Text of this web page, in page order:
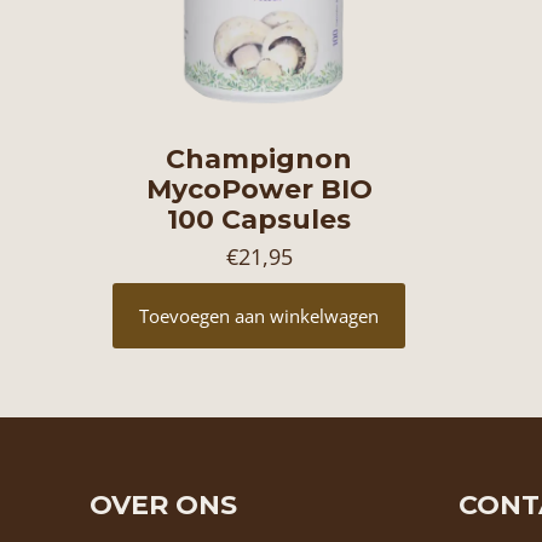
Champignon
MycoPower BIO
100 Capsules
€21,95
Toevoegen aan winkelwagen
OVER ONS